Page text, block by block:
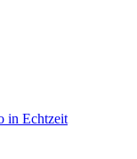
in Echtzeit